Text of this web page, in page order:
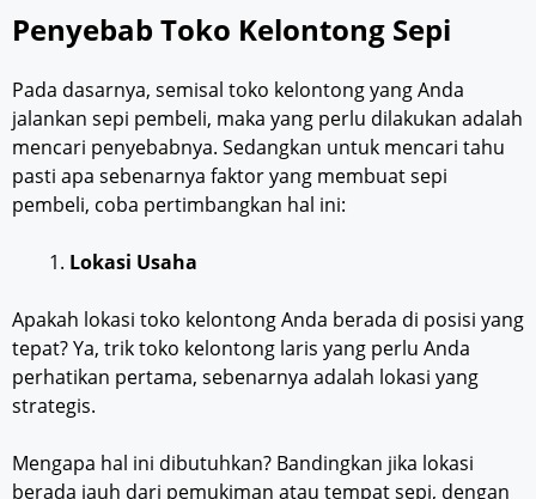
Penyebab Toko Kelontong Sepi
Pada dasarnya, semisal toko kelontong yang Anda
jalankan sepi pembeli, maka yang perlu dilakukan adalah
mencari penyebabnya. Sedangkan untuk mencari tahu
pasti apa sebenarnya faktor yang membuat sepi
pembeli, coba pertimbangkan hal ini:
Lokasi Usaha
Apakah lokasi toko kelontong Anda berada di posisi yang
tepat? Ya, trik toko kelontong laris yang perlu Anda
perhatikan pertama, sebenarnya adalah lokasi yang
strategis.
Mengapa hal ini dibutuhkan? Bandingkan jika lokasi
berada jauh dari pemukiman atau tempat sepi, dengan